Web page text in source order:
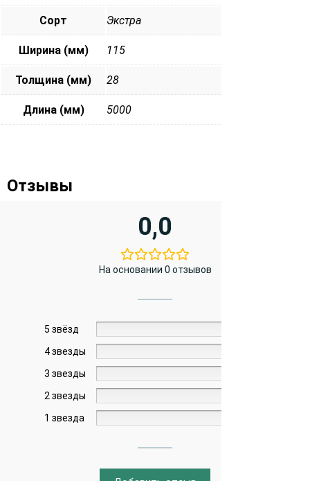
Сорт Экстра
Ширина (мм) 115
Толщина (мм) 28
Длина (мм) 5000
Отзывы
0,0
На основании 0 отзывов
5 звёзд
4 звезды
3 звезды
2 звезды
1 звезда